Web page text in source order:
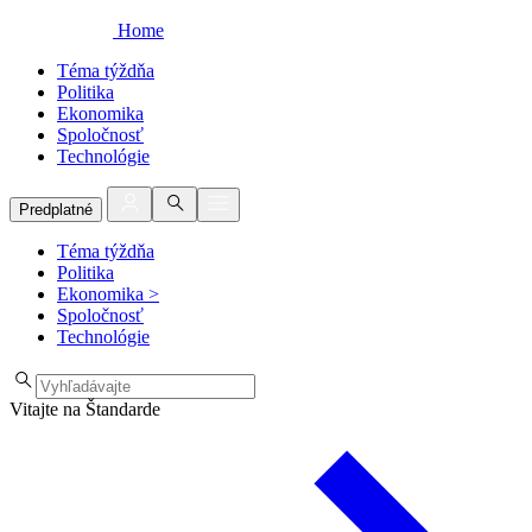
Home
Téma týždňa
Politika
Ekonomika
Spoločnosť
Technológie
Predplatné
Téma týždňa
Politika
Ekonomika >
Spoločnosť
Technológie
Vitajte na Štandarde